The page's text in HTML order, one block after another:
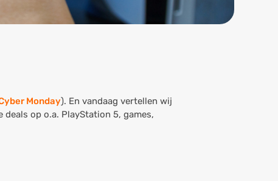
Monday). En vandaag vertellen wij
op o.a. PlayStation 5, games,